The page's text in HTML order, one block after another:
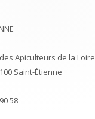
Apiculteurs de la Loire
Saint-Étienne
58